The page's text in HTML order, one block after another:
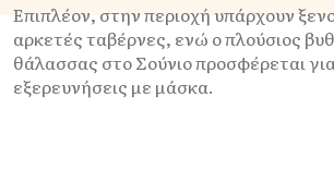
Επιπλέον, στην περιοχή υπάρχουν
αρκετές ταβέρνες, ενώ ο πλούσιος
θάλασσας στο Σούνιο προσφέρεται
εξερευνήσεις με μάσκα.